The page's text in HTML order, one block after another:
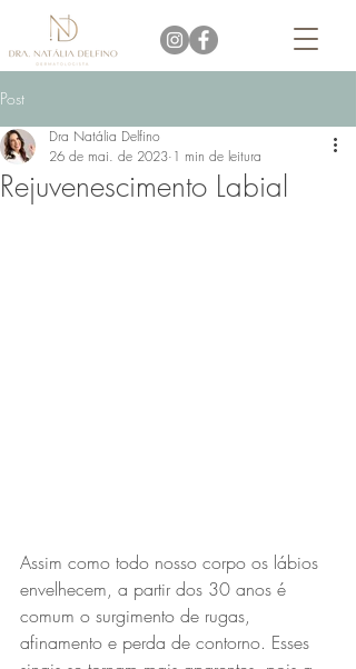
Post
Rejuvenescimento Labial
Dra Natália Delfino
26 de mai. de 2023 1 min de leitura
Assim como todo nosso corpo os lábios
envelhecem, a partir dos 30 anos é
comum o surgimento de rugas,
afinamento e perda de contorno. Esses